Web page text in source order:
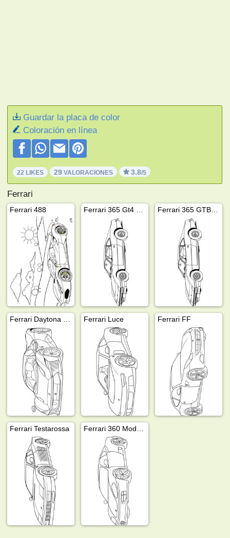
Guardar la placa de color
Coloración en línea
22 LIKES 29 VALORACIONES 3.8/5
Ferrari
Ferrari 488
Ferrari Luce Ferrari FF
Ferrari Testarossa